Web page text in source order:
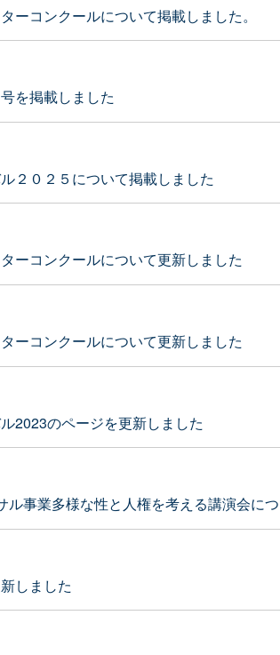
ーコンクールについて掲載しました。
を掲載しました
２０２５について掲載しました
ーコンクールについて更新しました
ーコンクールについて更新しました
2023のページを更新しました
ル事業多様な性と人権を考える講演会に
しました